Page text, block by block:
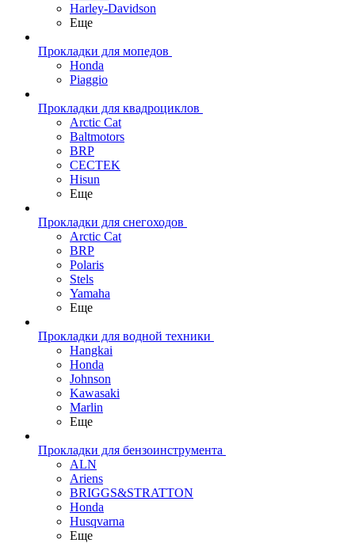
Harley-Davidson
Еще
Прокладки для мопедов
Honda
Piaggio
Прокладки для квадроциклов
Arctic Cat
Baltmotors
BRP
CECTEK
Hisun
Еще
Прокладки для снегоходов
Arctic Cat
BRP
Polaris
Stels
Yamaha
Еще
Прокладки для водной техники
Hangkai
Honda
Johnson
Kawasaki
Marlin
Еще
Прокладки для бензоинструмента
ALN
Ariens
BRIGGS&STRATTON
Honda
Husqvarna
Еще